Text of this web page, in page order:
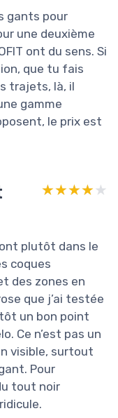
gants pour
une deuxième
ont du sens. Si
que tu fais
trajets, là, il
gamme
le prix est
★★★★★
★★★★★
plutôt dans le
coques
des zones en
que j’ai testée
un bon point
Ce n’est pas un
visible, surtout
Pour
tout noir